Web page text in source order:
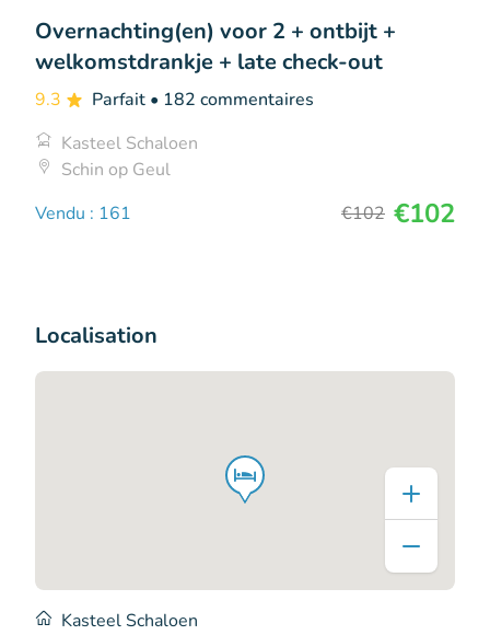
Overnachting(en) voor 2 + ontbijt +
welkomstdrankje + late check-out
9.3 Parfait • 182 commentaires
Kasteel Schaloen
Schin op Geul
Vendu : 161
€102 €102
Localisation
Kasteel Schaloen